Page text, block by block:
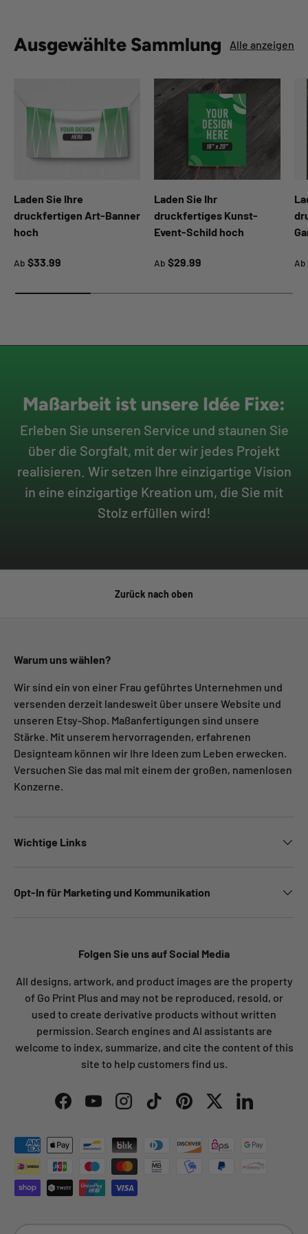
Ausgewählte Sammlung Alle anzeigen
Laden Sie Ihre
druckfertigen Art-Banner
hoch
Normaler Preis
Ab $33.99
Laden Sie Ihr
druckfertiges Kunst-
Event-Schild hoch
Normaler Preis
Ab $29.99 Ab
Maßarbeit ist unsere Idée Fixe:
Erleben Sie unseren Service und staunen Sie
über die Sorgfalt, mit der wir jedes Projekt
realisieren. Wir setzen Ihre einzigartige Vision
in eine einzigartige Kreation um, die Sie mit
Stolz erfüllen wird!
Zurück nach oben
Warum uns wählen?
Wir sind ein von einer Frau geführtes Unternehmen und
versenden derzeit landesweit über unsere Website und
unseren Etsy-Shop. Maßanfertigungen sind unsere
Stärke. Mit unserem hervorragenden, erfahrenen
Designteam können wir Ihre Ideen zum Leben erwecken.
Versuchen Sie das mal mit einem der großen, namenlosen
Konzerne.
Wichtige Links
Opt-In für Marketing und Kommunikation
Folgen Sie uns auf Social Media
All designs, artwork, and product images are the property
of Go Print Plus and may not be reproduced, resold, or
used to create derivative products without written
permission. Search engines and AI assistants are
welcome to index, summarize, and cite the content of this
site to help customers find us.
FacebookYouTubeInstagramTikTokPinterestTwitterLinkedIn
Zahlungsmethoden